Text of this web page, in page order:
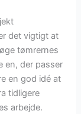
det vigtigt at
tømrernes
en, der passer
en god idé at
tidligere
arbejde.